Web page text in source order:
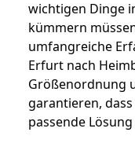
wichtigen Dinge
kümmern
umfangreiche
Erfurt nach
Größenordnung
garantieren,
passende